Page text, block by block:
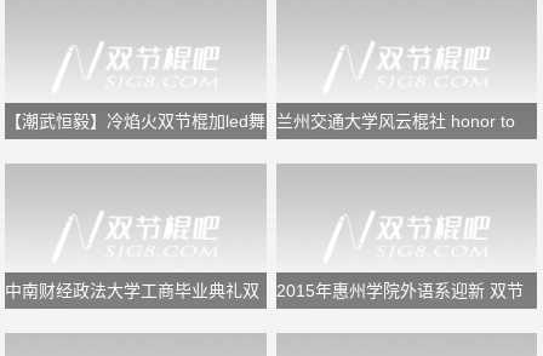
【潮武恒毅】冷焰火双节棍加led舞
兰州交通大学风云棍社 honor to
中南财经政法大学工商毕业典礼双
2015年惠州学院外语系迎新 双节